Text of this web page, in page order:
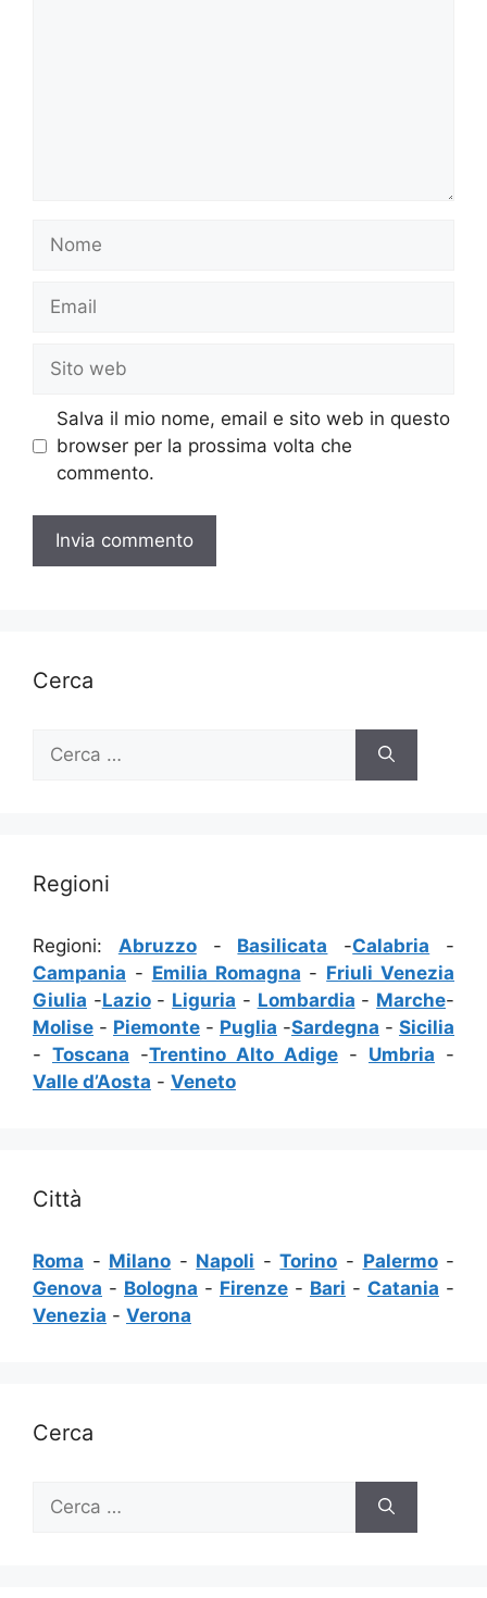
Nome
Email
Sito
web
Salva il mio nome, email e sito web in questo
browser per la prossima volta che
commento.
Cerca
per:
Regioni
Regioni: Abruzzo- Basilicata -Calabria -
Campania - Emilia Romagna - Friuli Venezia
Giulia -Lazio- Liguria - Lombardia - Marche-
Molise - Piemonte - Puglia -Sardegna - Sicilia
- Toscana -Trentino Alto Adige - Umbria -
Valle d’Aosta - Veneto
Città
Roma - Milano - Napoli -Torino - Palermo-
Genova - Bologna - Firenze - Bari - Catania -
Venezia - Verona
Cerca
per: